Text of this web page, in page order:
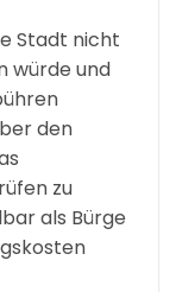
Stadt nicht
würde und
den
zu
als Bürge